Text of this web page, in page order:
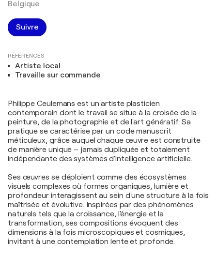
Belgique
Suivre
RÉFÉRENCES
Artiste local
Travaille sur commande
Philippe Ceulemans est un artiste plasticien
contemporain dont le travail se situe à la croisée de la
peinture, de la photographie et de l'art génératif. Sa
pratique se caractérise par un code manuscrit
méticuleux, grâce auquel chaque œuvre est construite
de manière unique – jamais dupliquée et totalement
indépendante des systèmes d'intelligence artificielle.
Ses œuvres se déploient comme des écosystèmes
visuels complexes où formes organiques, lumière et
profondeur interagissent au sein d'une structure à la fois
maîtrisée et évolutive. Inspirées par des phénomènes
naturels tels que la croissance, l'énergie et la
transformation, ses compositions évoquent des
dimensions à la fois microscopiques et cosmiques,
invitant à une contemplation lente et profonde.